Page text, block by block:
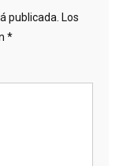
publicada. Los
*